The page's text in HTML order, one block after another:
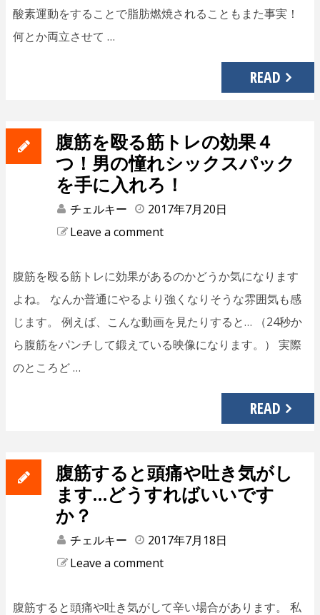
酸素運動をすることで脂肪燃焼されることもまた事実！
何とか両立させて …
READ
腹筋を殴る筋トレの効果４
つ！男の憧れシックスパック
を手に入れろ！
チェルキー
2017年7月20日
Leave a comment
腹筋を殴る筋トレに効果があるのかどうか気になります
よね。 なんか普通にやるより強くなりそうな雰囲気も感
じます。 例えば、こんな動画を見たりすると… （24秒か
ら腹筋をパンチして鍛えている映像になります。） 実際
のところど …
READ
腹筋すると頭痛や吐き気がし
ます…どうすればいいです
か？
チェルキー
2017年7月18日
Leave a comment
腹筋すると頭痛や吐き気がして辛い場合があります。 私